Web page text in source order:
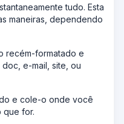
tudo. Esta
maneiras, dependendo
recém-formatado e
e-mail, site, ou
e cole-o onde você
que for.